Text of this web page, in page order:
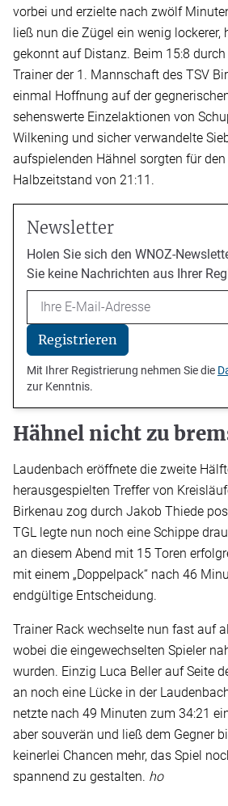
vorbei und erzielte nach zwölf
ließ nun die Zügel ein wenig lockerer,
gekonnt auf Distanz. Beim 15:8
Trainer der 1. Mannschaft des TSV
einmal Hoffnung auf der
sehenswerte Einzelaktionen von
Wilkening und sicher verwandelte
aufspielenden Hähnel sorgten für
Halbzeitstand von 21:11.
Newsletter
Holen Sie sich den WNOZ-
Sie keine Nachrichten aus Ihrer
Email
Registrieren
Mit Ihrer Registrierung nehmen Sie die
zur Kenntnis.
Hähnel nicht zu
Laudenbach eröffnete die zweite
herausgespielten Treffer von
Birkenau zog durch Jakob Thiede
TGL legte nun noch eine Schippe
an diesem Abend mit 15 Toren
mit einem „Doppelpack“ nach 46
endgültige Entscheidung.
Trainer Rack wechselte nun fast auf
wobei die eingewechselten Spieler
wurden. Einzig Luca Beller auf Seite
an noch eine Lücke in der
netzte nach 49 Minuten zum 34:21
aber souverän und ließ dem Gegner
keinerlei Chancen mehr, das Spiel
spannend zu gestalten. ho